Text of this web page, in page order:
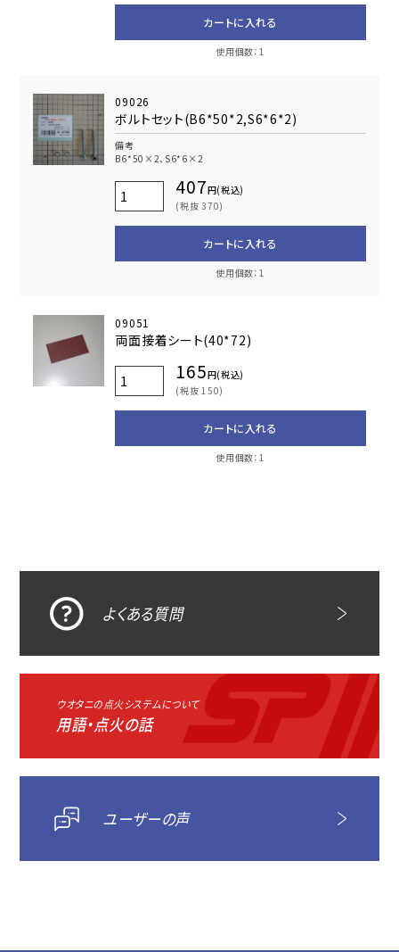
カートに入れる
使用個数：1
09026
ボルトセット(B6*50*2,S6*6*2)
備考
B6*50×2、S6*6×2
407円(税込)
(税抜 370)
カートに入れる
使用個数：1
09051
両面接着シート(40*72)
165円(税込)
(税抜 150)
カートに入れる
使用個数：1
よくある質問
ウオタニの点火システムについて
用語・点火の話
ユーザーの声